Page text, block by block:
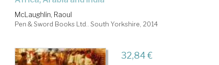
McLaughlin, Raoul
Pen & Sword Books Ltd.. South Yorkshire, 2014
32,84 €